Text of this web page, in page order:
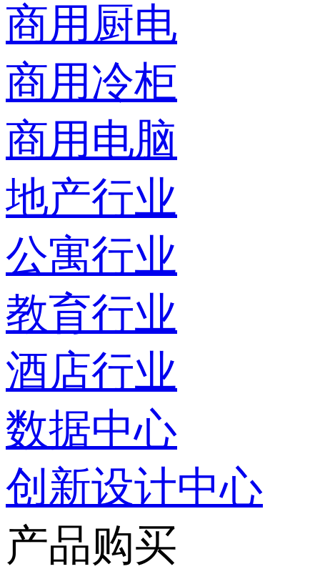
商用厨电
商用冷柜
商用电脑
地产行业
公寓行业
教育行业
酒店行业
数据中心
创新设计中心
产品购买